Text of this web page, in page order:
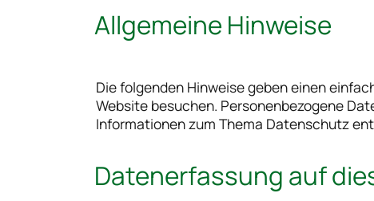
Allgemeine Hinweise
Die folgenden Hinweise geben einen
Website besuchen. Personenbezogene
Informationen zum Thema Datenschutz
Datenerfassung auf